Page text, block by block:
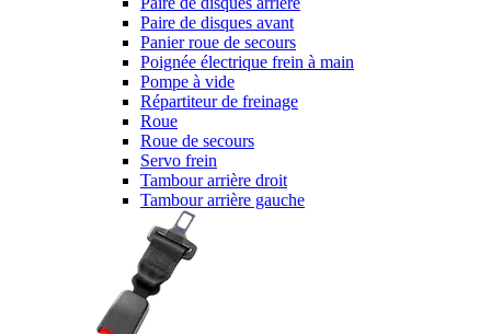
Paire de disques avant
Panier roue de secours
Poignée électrique frein à main
Pompe à vide
Répartiteur de freinage
Roue
Roue de secours
Servo frein
Tambour arrière droit
Tambour arrière gauche